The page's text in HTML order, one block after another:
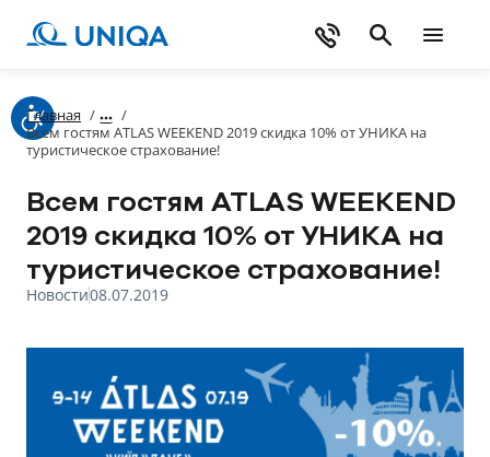
Главная /
/
Всем гостям ATLAS WEEKEND 2019 скидка 10% от УНИКА на
туристическое страхование!
Всем гостям ATLAS WEEKEND
2019 скидка 10% от УНИКА на
туристическое страхование!
Новости08.07.2019